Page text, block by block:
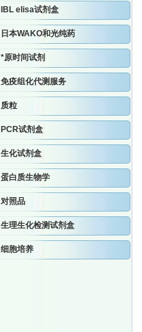
IBL elisa试剂盒
日本WAKO和光纯药
*原时间试剂
免疫组化代测服务
质粒
PCR试剂盒
生化试剂盒
蛋白质生物学
对照品
生理生化检测试剂盒
细胞培养